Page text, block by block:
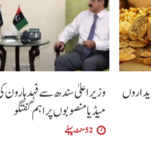
وزیراعلیٰ سندھ سے فہد ہارون
میڈیا منصوبوں پر اہم گفتگو
52 منٹ پہلے